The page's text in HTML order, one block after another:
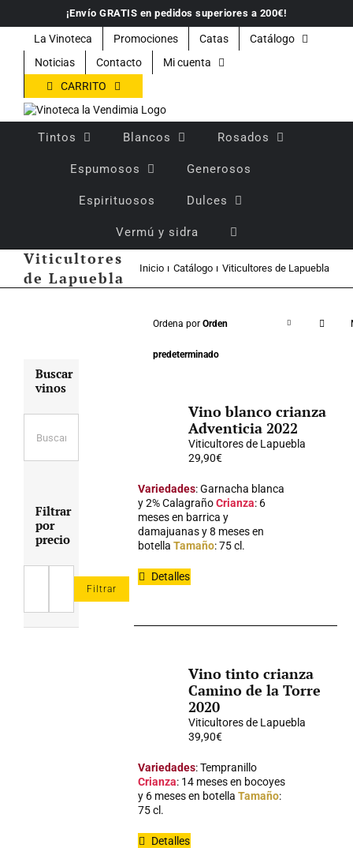
contenido
¡Envío GRATIS en pedidos superiores a 200€!
La Vinoteca Promociones Catas
Catálogo
Noticias
Contacto
Mi cuenta
CARRITO
Tintos Blancos Rosados
Espumosos Generosos
Espirituosos Dulces
Vermú y sidra
Viticultores
de Lapuebla
Inicio Catálogo Viticultores de Lapuebla
Ordena por Orden
predeterminado
Vino blanco crianza
Adventicia 2022
Viticultores de Lapuebla
29,90€
Variedades: Garnacha blanca
y 2% CalagrañoCrianza: 6
meses en barrica y
damajuanas y 8 meses en
botella Tamaño: 75 cl.
Detalles
Vino tinto crianza
Camino de la Torre
2020
Viticultores de Lapuebla
39,90€
Variedades: Tempranillo
Crianza: 14 meses en bocoyes
y 6 meses en botella Tamaño:
75 cl.
Detalles
Buscar
vinos
Filtrar
por
precio
mínimo
máximo
Filtrar